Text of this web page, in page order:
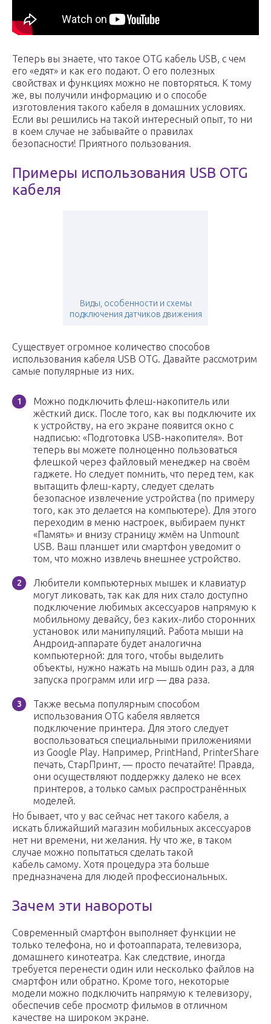
Теперь вы знаете, что такое OTG кабель USB, с чем
его «едят» и как его подают. О его полезных
свойствах и функциях можно не повторяться. К тому
же, вы получили информацию и о способе
изготовления такого кабеля в домашних условиях.
Если вы решились на такой интересный опыт, то ни
в коем случае не забывайте о правилах
безопасности! Приятного пользования.
Примеры использования USB OTG
кабеля
Виды, особенности и схемы
подключения датчиков движения
Существует огромное количество способов
использования кабеля USB OTG. Давайте рассмотрим
самые популярные из них.
Можно подключить флеш-накопитель или
жёсткий диск. После того, как вы подключите их
к устройству, на его экране появится окно с
надписью: «Подготовка USB-накопителя». Вот
теперь вы можете полноценно пользоваться
флешкой через файловый менеджер на своём
гаджете. Но следует помнить, что перед тем, как
вытащить флеш-карту, следует сделать
безопасное извлечение устройства (по примеру
того, как это делается на компьютере). Для этого
переходим в меню настроек, выбираем пункт
«Память» и внизу страницу жмём на Unmount
USB. Ваш планшет или смартфон уведомит о
том, что можно извлечь внешнее устройство.
Любители компьютерных мышек и клавиатур
могут ликовать, так как для них стало доступно
подключение любимых аксессуаров напрямую к
мобильному девайсу, без каких-либо сторонних
установок или манипуляций. Работа мыши на
Андроид-аппарате будет аналогична
компьютерной: для того, чтобы выделить
объекты, нужно нажать на мышь один раз, а для
запуска программ или игр — два раза.
Также весьма популярным способом
использования OTG кабеля является
подключение принтера. Для этого следует
воспользоваться специальными приложениями
из Google Play. Например, PrintHand, PrinterShare
печать, СтарПринт, — просто печатайте! Правда,
они осуществляют поддержку далеко не всех
принтеров, а только самых распространённых
моделей.
Но бывает, что у вас сейчас нет такого кабеля, а
искать ближайший магазин мобильных аксессуаров
нет ни времени, ни желания. Ну что же, в таком
случае можно попытаться сделать такой
кабель самому. Хотя процедура эта больше
предназначена для людей профессиональных.
Зачем эти навороты
Современный смартфон выполняет функции не
только телефона, но и фотоаппарата, телевизора,
домашнего кинотеатра. Как следствие, иногда
требуется перенести один или несколько файлов на
смартфон или обратно. Кроме того, некоторые
модели можно подключить напрямую к телевизору,
обеспечив себе просмотр фильмов в отличном
качестве на широком экране.